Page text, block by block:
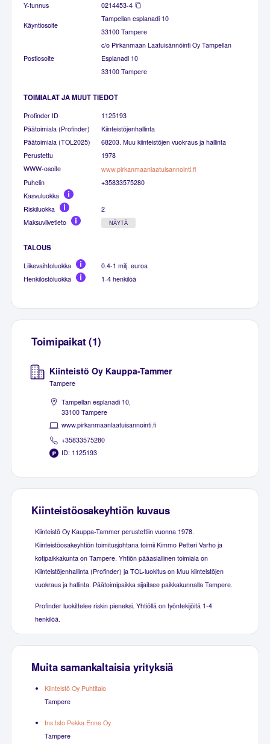
Y-tunnus
0214453-4
Käyntiosoite
Tampellan esplanadi 10
33100 Tampere
Postiosoite
c/o Pirkanmaan Laatuisännöinti Oy Tampellan
Esplanadi 10
33100 Tampere
TOIMIALAT JA MUUT TIEDOT
Profinder ID
1125193
Päätoimiala (Profinder)
Kiinteistöjenhallinta
Päätoimiala (TOL2025)
68203. Muu kiinteistöjen vuokraus ja hallinta
Perustettu
1978
WWW-osoite
www.pirkanmaanlaatuisannointi.fi
Puhelin
+35833575280
Kasvuluokka
Riskiluokka
2
Maksuviivetieto
NÄYTÄ
TALOUS
Liikevaihtoluokka
0.4-1 milj. euroa
Henkilöstöluokka
1-4 henkilöä
Toimipaikat (1)
Kiinteistö Oy Kauppa-Tammer
Tampere
Tampellan esplanadi 10,
33100 Tampere
www.pirkanmaanlaatuisannointi.fi
+35833575280
ID: 1125193
Kiinteistöosakeyhtiön kuvaus
Kiinteistö Oy Kauppa-Tammer perustettiin vuonna 1978.
Kiinteistöosakeyhtiön toimitusjohtana toimii Kimmo Petteri Varho ja
kotipaikkakunta on Tampere. Yhtiön pääasiallinen toimiala on
Kiinteistöjenhallinta (Profinder) ja TOL-luokitus on Muu kiinteistöjen
vuokraus ja hallinta. Päätoimipaikka sijaitsee paikkakunnalla Tampere.
Profinder luokittelee riskin pieneksi. Yhtiöllä on työntekijöitä 1-4
henkilöä.
Muita samankaltaisia yrityksiä
Kiinteistö Oy Puhtitalo
Tampere
Ins.tsto Pekka Enne Oy
Tampere